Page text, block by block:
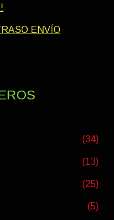
ENVÍO
(34)
(13)
(25)
(5)